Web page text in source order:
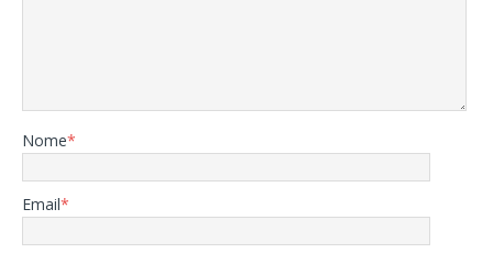
Nome*
Email*